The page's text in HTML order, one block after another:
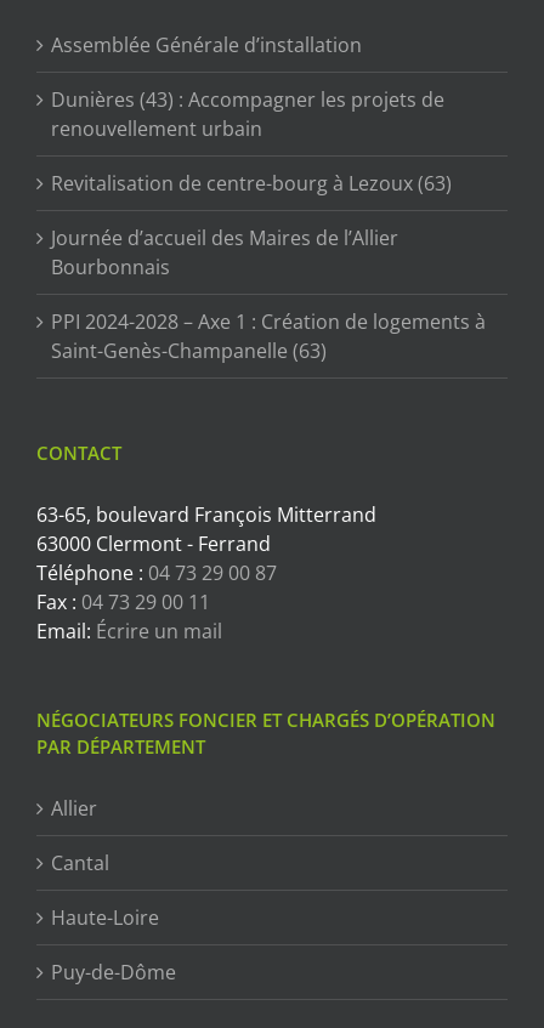
Assemblée Générale d’installation
Dunières (43) : Accompagner les projets de
renouvellement urbain
Revitalisation de centre-bourg à Lezoux (63)
Journée d’accueil des Maires de l’Allier
Bourbonnais
PPI 2024-2028 – Axe 1 : Création de logements à
Saint-Genès-Champanelle (63)
CONTACT
63-65, boulevard François Mitterrand
63000 Clermont - Ferrand
Téléphone : 04 73 29 00 87
Fax : 04 73 29 00 11
Email: Écrire un mail
NÉGOCIATEURS FONCIER ET CHARGÉS D’OPÉRATION
PAR DÉPARTEMENT
Allier
Cantal
Haute-Loire
Puy-de-Dôme